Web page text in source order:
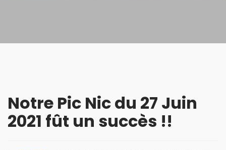
Notre Pic Nic du 27 Juin
2021 fût un succès !!